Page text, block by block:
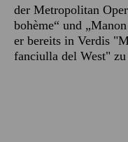
der Metropolitan
bohème“ und
er bereits in Verdis
fanciulla del West" zu